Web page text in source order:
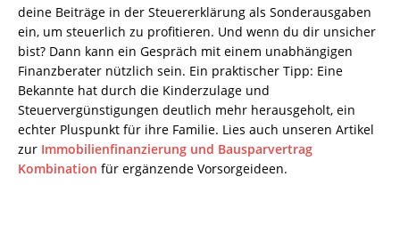
deine Beiträge in der Steuererklärung als Sonderausgaben
ein, um steuerlich zu profitieren. Und wenn du dir unsicher
bist? Dann kann ein Gespräch mit einem unabhängigen
Finanzberater nützlich sein. Ein praktischer Tipp: Eine
Bekannte hat durch die Kinderzulage und
Steuervergünstigungen deutlich mehr herausgeholt, ein
echter Pluspunkt für ihre Familie. Lies auch unseren Artikel
zur Immobilienfinanzierung und Bausparvertrag
Kombination für ergänzende Vorsorgeideen.